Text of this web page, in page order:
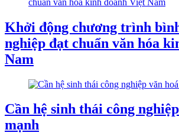
Khởi động chương trình
nghiệp đạt chuẩn văn hóa
Nam
Cần hệ sinh thái công
mạnh